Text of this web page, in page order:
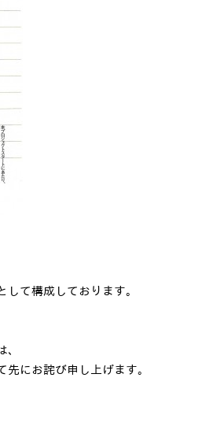
て構成しております。
にお詫び申し上げます。